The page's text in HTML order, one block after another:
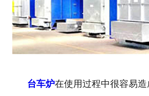
台车炉在使用过程中很容易